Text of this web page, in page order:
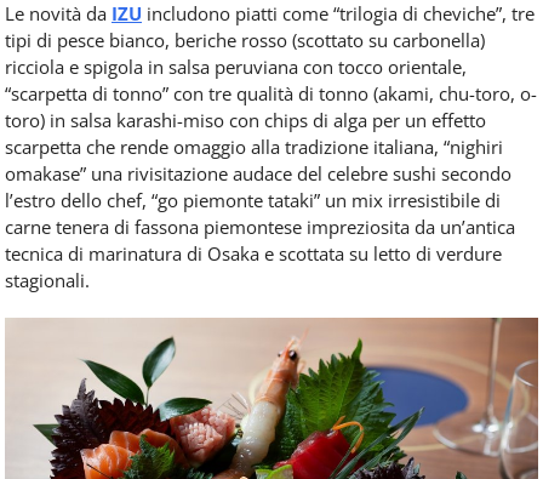
Le novità da IZU includono piatti come “trilogia di cheviche”, tre
tipi di pesce bianco, beriche rosso (scottato su carbonella)
ricciola e spigola in salsa peruviana con tocco orientale,
“scarpetta di tonno” con tre qualità di tonno (akami, chu-toro, o-
toro) in salsa karashi-miso con chips di alga per un effetto
scarpetta che rende omaggio alla tradizione italiana, “nighiri
omakase” una rivisitazione audace del celebre sushi secondo
l’estro dello chef, “go piemonte tataki” un mix irresistibile di
carne tenera di fassona piemontese impreziosita da un’antica
tecnica di marinatura di Osaka e scottata su letto di verdure
stagionali.